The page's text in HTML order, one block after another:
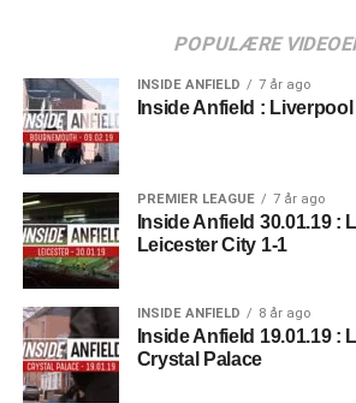
POPULÆRE
INSIDE ANFIELD 7 år ago
Inside Anfield :
PREMIER LEAGUE 7 år ago
Inside Anfield 30.01.19 :
Leicester City 1-1
INSIDE ANFIELD 8 år ago
Inside Anfield 19.01.19 :
Crystal Palace